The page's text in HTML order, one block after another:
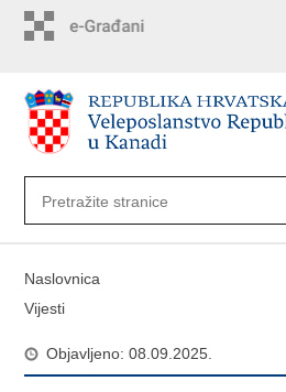
Naslovnica
Vijesti
Objavljeno: 08.09.2025.